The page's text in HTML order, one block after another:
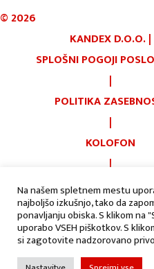
©2026
KANDEX D.O.O.|
SPLOŠNI POGOJI
|
POLITIKA
|
KOLOFON
|
PIŠKOTKI
AVTORJI:
Na našem spletnem mestu
najboljšo izkušnjo, tako da
ponavljanju obiska. S klikom na
uporabo VSEH piškotkov. S
si zagotovite nadzorovano